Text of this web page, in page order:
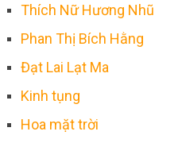
Thích Nữ Hương Nhũ
Phan Thị Bích Hằng
Đạt Lai Lạt Ma
Kinh tụng
Hoa mặt trời